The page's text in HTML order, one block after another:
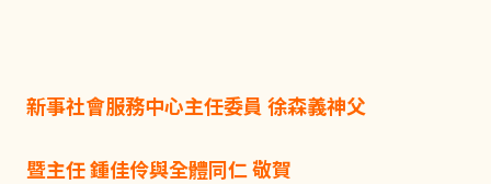
新事社會服務中心主任委員 徐森義神父
暨主任 鍾佳伶與全體同仁 敬賀